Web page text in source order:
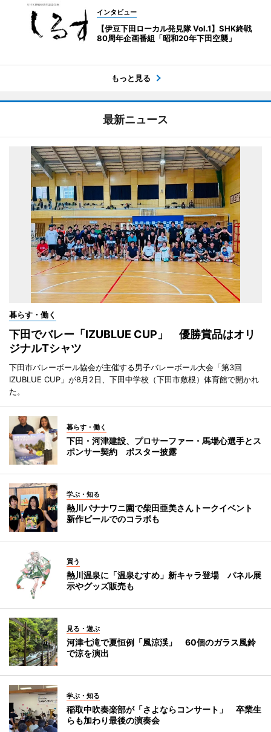
インタビュー
【伊豆下田ローカル発見隊 Vol.1】SHK終戦
80周年企画番組「昭和20年下田空襲」
もっと見る
最新ニュース
暮らす・働く
下田でバレー「IZUBLUE CUP」 優勝賞品はオリ
ジナルTシャツ
下田市バレーボール協会が主催する男子バレーボール大会「第3回
IZUBLUE CUP」が8月2日、下田中学校（下田市敷根）体育館で開かれ
た。
暮らす・働く
下田・河津建設、プロサーファー・馬場心選手とス
ポンサー契約 ポスター披露
学ぶ・知る
熱川バナナワニ園で柴田亜美さんトークイベント
新作ビールでのコラボも
買う
熱川温泉に「温泉むすめ」新キャラ登場 パネル展
示やグッズ販売も
見る・遊ぶ
河津七滝で夏恒例「風涼渓」 60個のガラス風鈴
で涼を演出
学ぶ・知る
稲取中吹奏楽部が「さよならコンサート」 卒業生
らも加わり最後の演奏会